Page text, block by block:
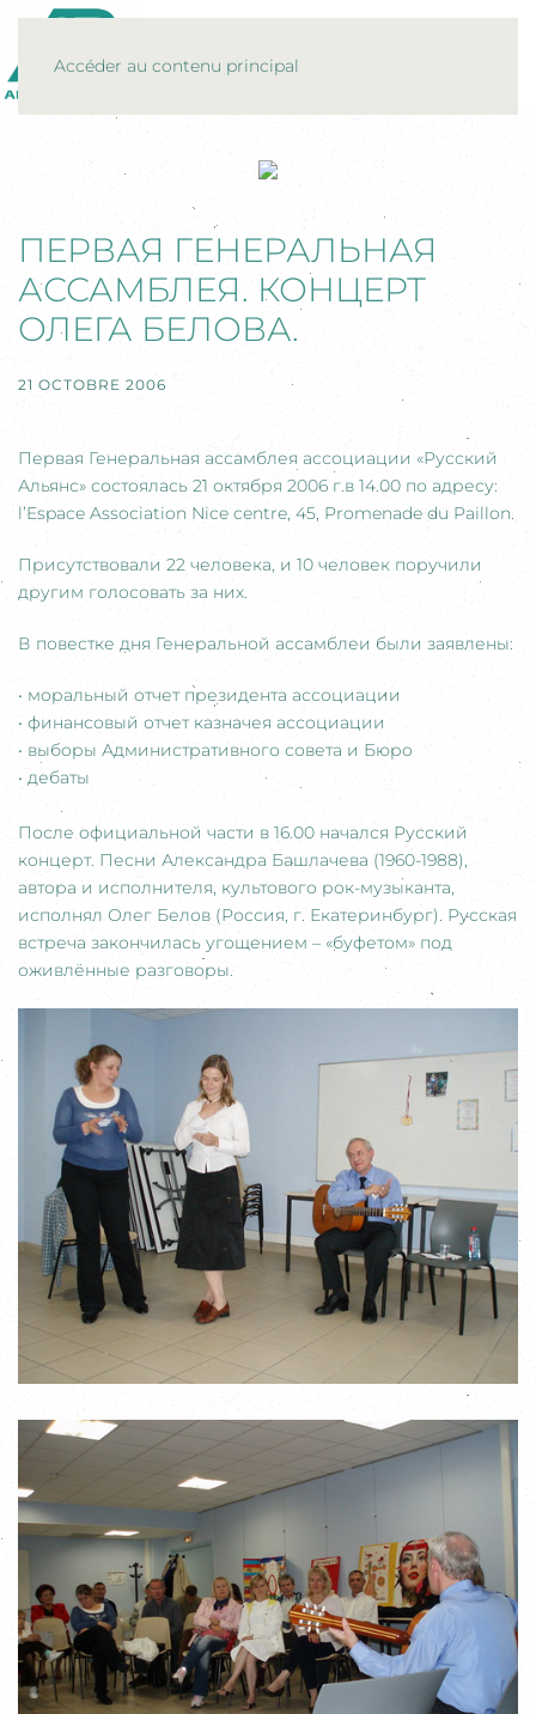
Accéder au contenu principal
ПЕРВАЯ ГЕНЕРАЛЬНАЯ
АССАМБЛЕЯ. КОНЦЕРТ
ОЛЕГА БЕЛОВА.
21 OCTOBRE 2006
Первая Генеральная ассамблея ассоциации «Русский
Альянс» состоялась 21 октября 2006 г.в 14.00 по адресу:
l’Espace Association Nice centre, 45, Promenade du Paillon.
Присутствовали 22 человека, и 10 человек поручили
другим голосовать за них.
В повестке дня Генеральной ассамблеи были заявлены:
• моральный отчет президента ассоциации
• финансовый отчет казначея ассоциации
• выборы Административного совета и Бюро
• дебаты
После официальной части в 16.00 начался Русский
концерт. Песни Александра Башлачева (1960-1988),
автора и исполнителя, культового рок-музыканта,
исполнял Олег Белов (Россия, г. Екатеринбург). Русская
встреча закончилась угощением – «буфетом» под
оживлённые разговоры.